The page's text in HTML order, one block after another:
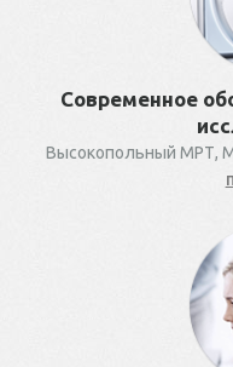
Современное
Высокопольный МРТ,